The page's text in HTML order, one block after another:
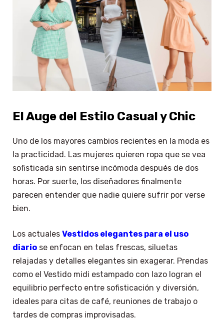
El Auge del Estilo Casual y Chic
Uno de los mayores cambios recientes en la moda es
la practicidad. Las mujeres quieren ropa que se vea
sofisticada sin sentirse incómoda después de dos
horas. Por suerte, los diseñadores finalmente
parecen entender que nadie quiere sufrir por verse
bien.
Los actuales Vestidos elegantes para el uso
diario se enfocan en telas frescas, siluetas
relajadas y detalles elegantes sin exagerar. Prendas
como el Vestido midi estampado con lazo logran el
equilibrio perfecto entre sofisticación y diversión,
ideales para citas de café, reuniones de trabajo o
tardes de compras improvisadas.